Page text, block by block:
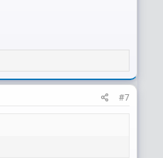
#7